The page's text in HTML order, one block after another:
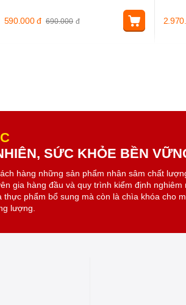
690.000 đ
590.000 đ
SỨC KHỎE BỀN
hàng những sản phẩm nhân sâm chất
gia hàng đầu và quy trình kiểm định nghiêm
phẩm bổ sung mà còn là chìa khóa cho
lượng.